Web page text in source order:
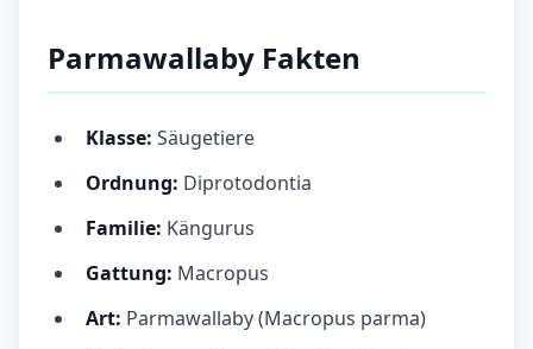
Parmawallaby Fakten
Klasse: Säugetiere
Ordnung: Diprotodontia
Familie: Kängurus
Gattung: Macropus
Art: Parmawallaby (Macropus parma)